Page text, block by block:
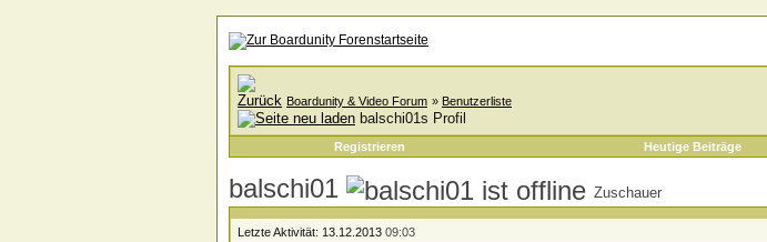
Boardunity & Video Forum » Benutzerliste
balschi01s Profil
Registrieren Heutige Beiträge
balschi01 Zuschauer
Letzte Aktivität: 13.12.2013 09:03